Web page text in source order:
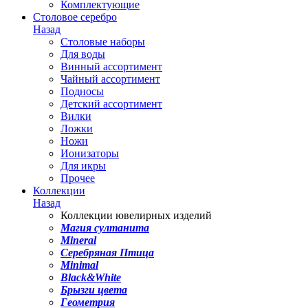
Комплектующие
Столовое серебро
Назад
Столовые наборы
Для воды
Винный ассортимент
Чайный ассортимент
Подносы
Детский ассортимент
Вилки
Ложки
Ножи
Ионизаторы
Для икры
Прочее
Коллекции
Назад
Коллекции ювелирных изделий
Магия султанита
Mineral
Серебряная Птица
Minimal
Black&White
Брызги цвета
Геометрия